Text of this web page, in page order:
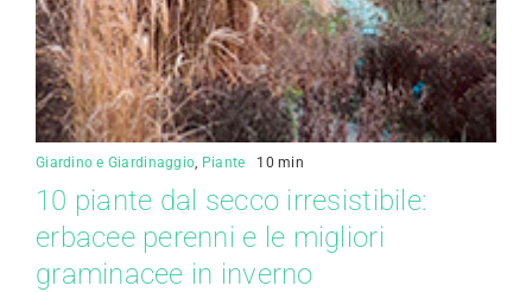
Giardino e Giardinaggio Piante 10 min
10 piante dal secco irresistibile:
erbacee perenni e le migliori
graminacee in inverno